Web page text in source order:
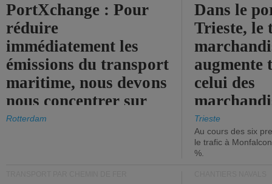
PortXchange : Pour
réduire
immédiatement les
émissions du transport
maritime, nous devons
nous concentrer sur
les ports.
Rotterdam
Dans le
Trieste, le
augmente
celui des
diminue.
Trieste
Au cours des six
le trafic à
%.